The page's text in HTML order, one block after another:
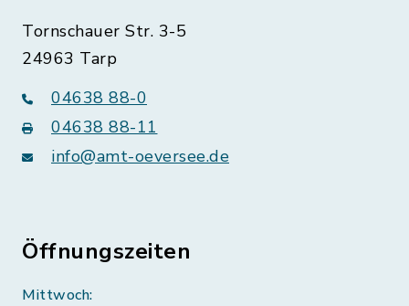
Tornschauer Str. 3-5
24963 Tarp
04638 88-0
04638 88-11
info@amt-oeversee.de
Öffnungszeiten
Mittwoch: